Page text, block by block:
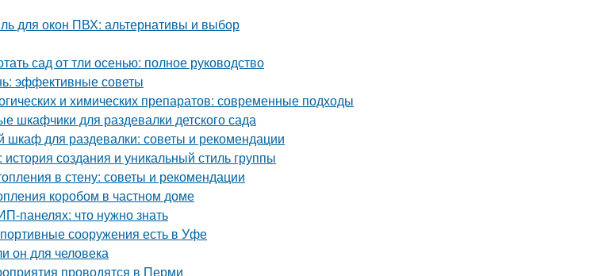
для окон ПВХ: альтернативы и выбор
сад от тли осенью: полное руководство
эффективные советы
и химических препаратов: современные подходы
шкафчики для раздевалки детского сада
шкаф для раздевалки: советы и рекомендации
создания и уникальный стиль группы
в стену: советы и рекомендации
коробом в частном доме
панелях: что нужно знать
сооружения есть в Уфе
он для человека
проводятся в Перми